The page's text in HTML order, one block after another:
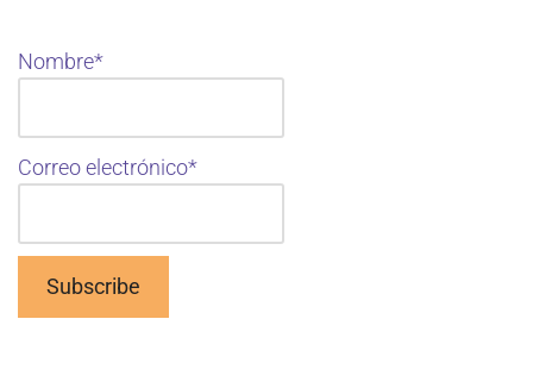
Nombre*
Correo electrónico*